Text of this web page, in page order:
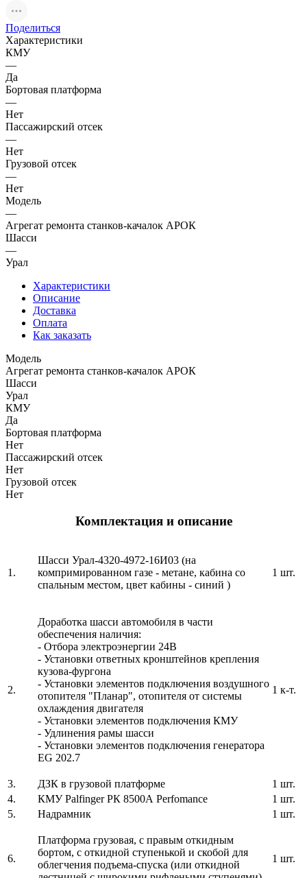
Поделиться
Характеристики
КМУ
—
Да
Бортовая платформа
—
Нет
Пассажирский отсек
—
Нет
Грузовой отсек
—
Нет
Модель
—
Агрегат ремонта станков-качалок АРОК
Шасси
—
Урал
Характеристики
Описание
Доставка
Оплата
Как заказать
Модель
Агрегат ремонта станков-качалок АРОК
Шасси
Урал
КМУ
Да
Бортовая платформа
Нет
Пассажирский отсек
Нет
Грузовой отсек
Нет
Комплектация и описание
1.
Шасси Урал-4320-4972-16И03 (на
компримированном газе - метане, кабина со
спальным местом, цвет кабины - синий )
1 шт.
2.
Доработка шасси автомобиля в части
обеспечения наличия:
- Отбора электроэнергии 24В
- Установки ответных кронштейнов крепления
кузова-фургона
- Установки элементов подключения воздушного
отопителя "Планар", отопителя от системы
охлаждения двигателя
- Установки элементов подключения КМУ
- Удлинения рамы шасси
- Установки элементов подключения генератора
EG 202.7
1 к-т.
3. ДЗК в грузовой платформе
1 шт.
4.
КМУ Palfinger РК 8500А Perfomance
1 шт.
5.
Надрамник 1 шт.
6.
Платформа грузовая, с правым откидным
бортом, с откидной ступенькой и скобой для
облегчения подъема-спуска (или откидной
1 шт.